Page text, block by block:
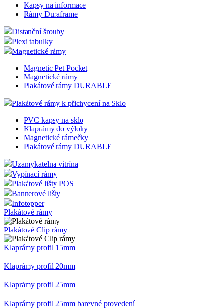
Kapsy na informace
Rámy Duraframe
Distanční šrouby
Plexi tabulky
Magnetické rámy
Magnetic Pet Pocket
Magnetické rámy
Plakátové rámy DURABLE
Plakátové rámy k přichycení na Sklo
PVC kapsy na sklo
Klaprámy do výlohy
Magnetické rámečky
Plakátové rámy DURABLE
Uzamykatelná vitrína
Vypínací rámy
Plakátové lišty POS
Bannerové lišty
Infotopper
Plakátové rámy
Plakátové Clip rámy
Klaprámy profil 15mm
Klaprámy profil 20mm
Klaprámy profil 25mm
Klaprámy profil 25mm barevné provedení